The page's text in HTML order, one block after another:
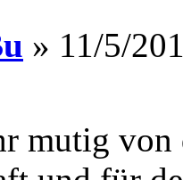
» 11/5/
mutig